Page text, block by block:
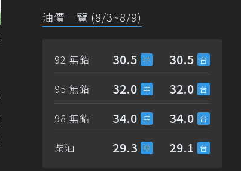
油價一覽 (8/3~8/9)
92 無鉛 30.5 30.5
95 無鉛 32.0 32.0
98 無鉛 34.0 34.0
柴油 29.3 29.1